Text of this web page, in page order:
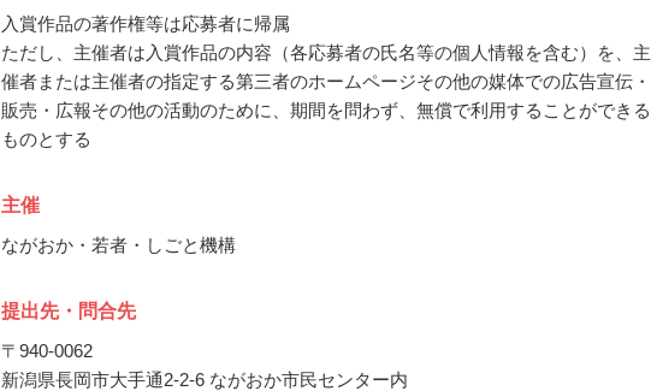
入賞作品の著作権等は応募者に帰属
ただし、主催者は入賞作品の内容（各応募者の氏名等の個人情報を含む）を、主
催者または主催者の指定する第三者のホームページその他の媒体での広告宣伝・
販売・広報その他の活動のために、期間を問わず、無償で利用することができる
ものとする
主催
ながおか・若者・しごと機構
提出先・問合先
〒940-0062
新潟県長岡市大手通2-2-6 ながおか市民センター内